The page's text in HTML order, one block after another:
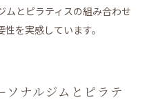
ムとピラティスの組み合わせ
を実感しています。
ソナルジムとピラテ